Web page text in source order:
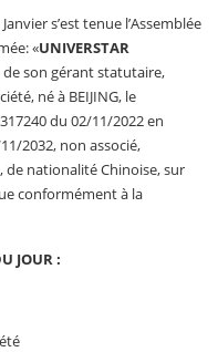
s’est tenue l’Assemblée
«UNIVERSTAR
de son gérant statutaire,
né à BEIJING, le
du 02/11/2022 en
2032, non associé,
nationalité Chinoise, sur
conformément à la
JOUR: